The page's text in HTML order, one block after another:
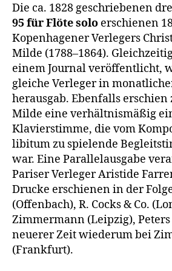
Die ca. 1828 geschriebenen
95 für Flöte solo erschienen
Kopenhagener Verlegers
Milde (1788–1864).
einem Journal veröffentlicht,
gleiche Verleger in
herausgab. Ebenfalls
Milde eine verhältnismäßig
Klavierstimme, die vom
libitum zu spielende
war. Eine Parallelausgabe
Pariser Verleger Aristide
Drucke erschienen in der
(Offenbach), R. Cocks & Co.
Zimmermann (Leipzig),
neuerer Zeit wiederum bei
(Frankfurt).